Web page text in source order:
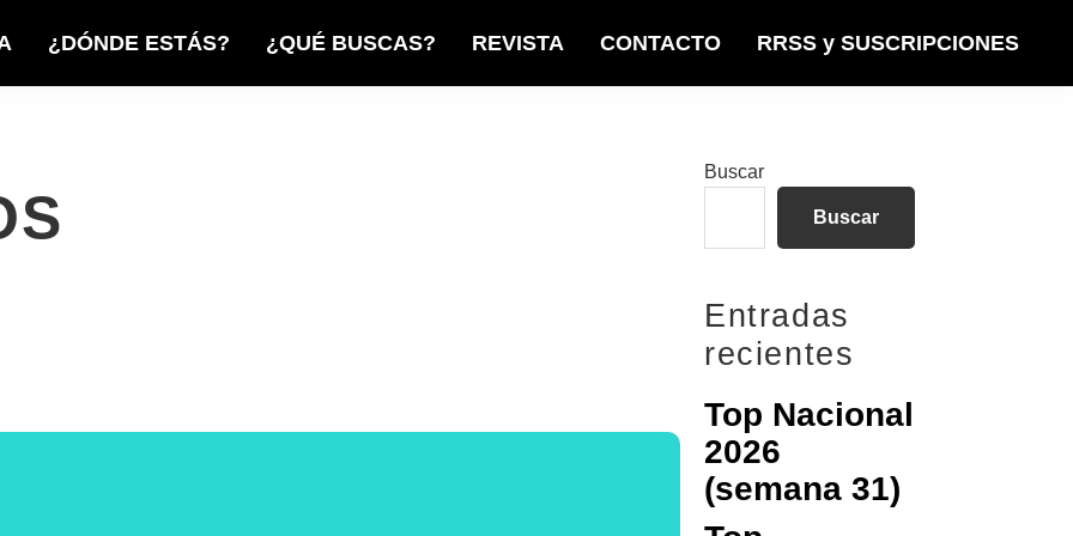
¿DÓNDE ESTÁS? ¿QUÉ BUSCAS? REVISTA CONTACTO RRSS y SUSCRIPCIONES
Barra
principal
Buscar
Buscar
Entradas
recientes
Top Nacional
2026
(semana 31)